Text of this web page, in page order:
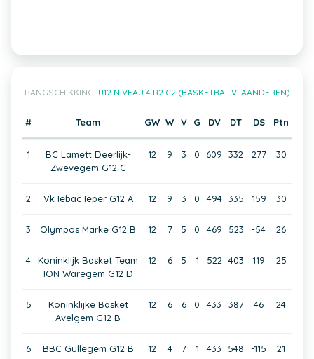
RANGSCHIKKING: U12 NIVEAU 4 R2 C2 (BASKETBAL VLAANDEREN)
# Team GW W V G DV DT DS Ptn
1
BC Lamett Deerlijk-
Zwevegem G12 C
12 9 3 0 609 332 277 30
2 Vk Iebac Ieper G12 A 12 9 3 0 494 335 159 30
3 Olympos Marke G12 B 12 7 5 0 469 523 -54 26
4
Koninklijk Basket Team
ION Waregem G12 D
12 6 5 1 522 403 119 25
5
Koninklijke Basket
Avelgem G12 B
12 6 6 0 433 387 46 24
6 BBC Gullegem G12 B 12 4 7 1 433 548 -115 21